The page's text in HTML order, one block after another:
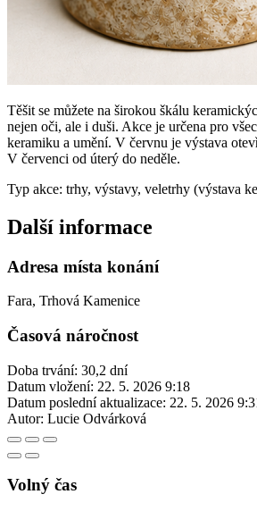
Těšit se můžete na širokou škálu
nejen oči, ale i duši. Akce je určena pro
keramiku a umění. V červnu je výstava
V červenci od úterý do neděle.
Typ akce: trhy, výstavy, veletrhy (výstava
Další informace
Adresa místa konání
Fara, Trhová Kamenice
Časová náročnost
Doba trvání: 30,2 dní
Datum vložení: 22. 5. 2026 9:18
Datum poslední aktualizace: 22. 5. 2026
Autor: Lucie Odvárková
Volný čas